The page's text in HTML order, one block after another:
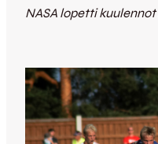
NASA lopetti